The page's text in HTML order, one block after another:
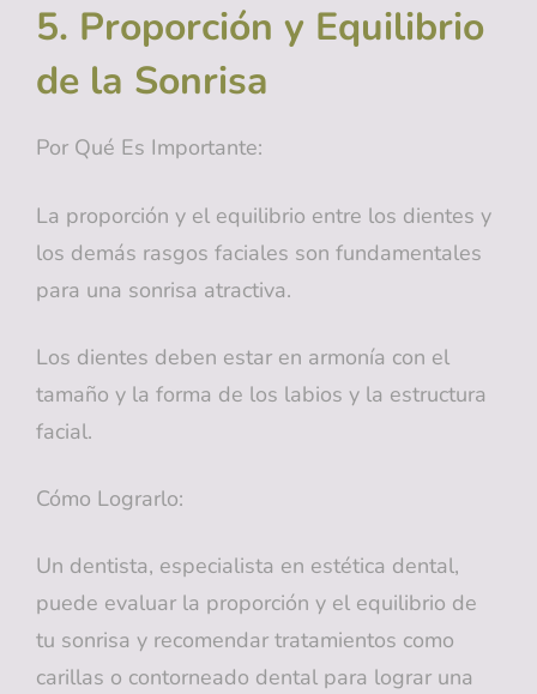
5. Proporción y Equilibrio
de la Sonrisa
Por Qué Es Importante:
La proporción y el equilibrio entre los dientes y
los demás rasgos faciales son fundamentales
para una sonrisa atractiva.
Los dientes deben estar en armonía con el
tamaño y la forma de los labios y la estructura
facial.
Cómo Lograrlo:
Un dentista, especialista en estética dental,
puede evaluar la proporción y el equilibrio de
tu sonrisa y recomendar tratamientos como
carillas o contorneado dental para lograr una